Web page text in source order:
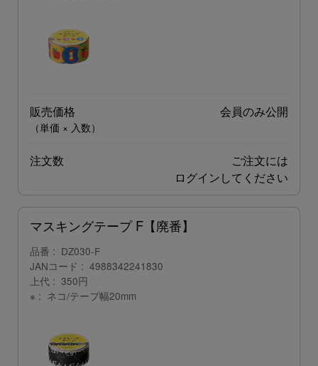
販売価格
（単価 × 入数）
会員のみ公開
注文数
ご注文には
ログインしてください
マスキングテープ F【廃番】
品番
DZ030-F
JANコード
4988342241830
上代
350円
※
ネコ/テープ幅20mm